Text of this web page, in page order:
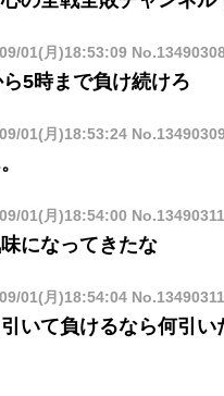
01(月)18:53:09
5時まで負け続けろ
01(月)18:53:24
01(月)18:54:00
になってきたな
01(月)18:54:04
いて負けるなら何引い